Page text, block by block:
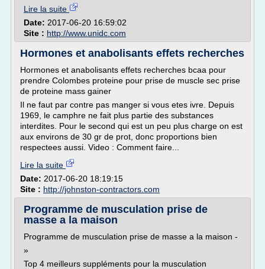
Lire la suite
Date: 2017-06-20 16:59:02
Site : http://www.unidc.com
Hormones et anabolisants effets recherches
Hormones et anabolisants effets recherches bcaa pour
prendre Colombes proteine pour prise de muscle sec prise
de proteine mass gainer
Il ne faut par contre pas manger si vous etes ivre. Depuis
1969, le camphre ne fait plus partie des substances
interdites. Pour le second qui est un peu plus charge on est
aux environs de 30 gr de prot, donc proportions bien
respectees aussi. Video : Comment faire...
Lire la suite
Date: 2017-06-20 18:19:15
Site : http://johnston-contractors.com
Programme de musculation prise de
masse a la maison
Programme de musculation prise de masse a la maison -
»
Top 4 meilleurs suppléments pour la musculation